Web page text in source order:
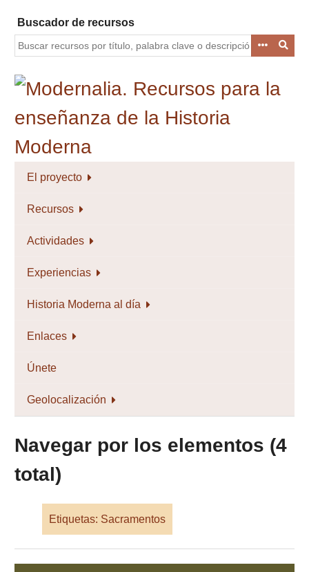
contenido
principal
Buscador de recursos
El proyecto
Recursos
Actividades
Experiencias
Historia Moderna al día
Enlaces
Únete
Geolocalización
Navegar por los elementos (4
total)
Etiquetas: Sacramentos